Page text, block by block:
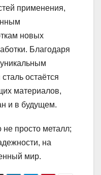
применения,
новых
Благодаря
остаётся
материалов,
и в будущем.
просто металл;
на
мир.